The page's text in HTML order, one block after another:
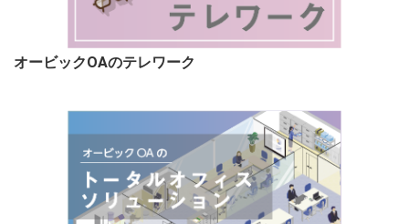
オービックOAのテレワーク